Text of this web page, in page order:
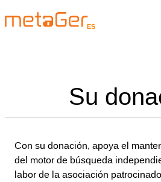
ES
Su
Con su donación, apoya el
del motor de búsqueda
labor de la asociación